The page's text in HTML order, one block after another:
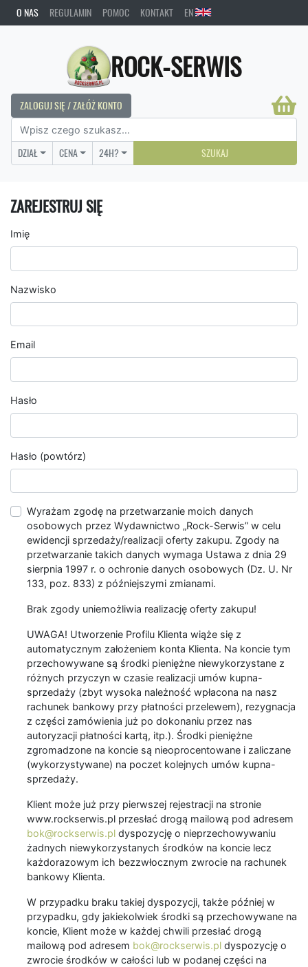
O NAS REGULAMIN POMOC KONTAKT EN
ROCK-SERWIS
ZALOGUJ SIĘ / ZAŁÓŻ KONTO
DZIAŁ CENA 24H? SZUKAJ
ZAREJESTRUJ SIĘ
Imię
Nazwisko
Email
Hasło
Hasło (powtórz)
Wyrażam zgodę na przetwarzanie moich danych
osobowych przez Wydawnictwo „Rock-Serwis” w celu
ewidencji sprzedaży/realizacji oferty zakupu. Zgody na
przetwarzanie takich danych wymaga Ustawa z dnia 29
sierpnia 1997 r. o ochronie danych osobowych (Dz. U. Nr
133, poz. 833) z późniejszymi zmianami.
Brak zgody uniemożliwia realizację oferty zakupu!
UWAGA! Utworzenie Profilu Klienta wiąże się z
automatycznym założeniem konta Klienta. Na koncie tym
przechowywane są środki pieniężne niewykorzystane z
różnych przyczyn w czasie realizacji umów kupna-
sprzedaży (zbyt wysoka należność wpłacona na nasz
rachunek bankowy przy płatności przelewem), rezygnacja
z części zamówienia już po dokonaniu przez nas
autoryzacji płatności kartą, itp.). Środki pieniężne
zgromadzone na koncie są nieoprocentowane i zaliczane
(wykorzystywane) na poczet kolejnych umów kupna-
sprzedaży.
Klient może już przy pierwszej rejestracji na stronie
www.rockserwis.pl przesłać drogą mailową pod adresem
bok@rockserwis.pl dyspozycję o nieprzechowywaniu
żadnych niewykorzystanych środków na koncie lecz
każdorazowym ich bezzwłocznym zwrocie na rachunek
bankowy Klienta.
W przypadku braku takiej dyspozycji, także później w
przypadku, gdy jakiekolwiek środki są przechowywane na
koncie, Klient może w każdej chwili przesłać drogą
mailową pod adresem bok@rockserwis.pl dyspozycję o
zwrocie środków w całości lub w podanej części na